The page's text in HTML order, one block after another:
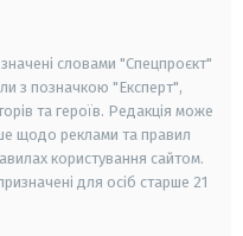
словами "Спецпроєкт"
з позначкою "Експерт",
та героїв. Редакція може
щодо реклами та правил
користування сайтом.
для осіб старше 21